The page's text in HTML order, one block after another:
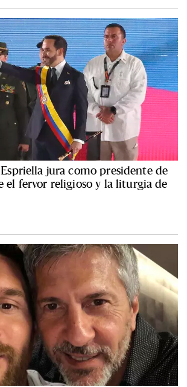
jura como presidente de
el fervor religioso y la liturgia de